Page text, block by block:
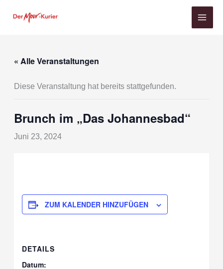
Inhalt
« Alle Veranstaltungen
Diese Veranstaltung hat bereits stattgefunden.
Brunch im „Das Johannesbad“
Juni 23, 2024
ZUM KALENDER HINZUFÜGEN
DETAILS
Datum: